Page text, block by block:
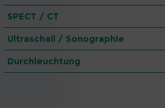
SPECT / CT
Ultraschall / Sonographie
Durchleuchtung